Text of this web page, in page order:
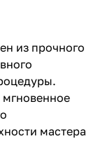
из прочного
мгновенное
мастера